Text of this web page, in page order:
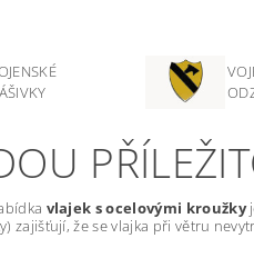
vlajek s ocelovými kroužky
zajišťují, že se vlajka při větru